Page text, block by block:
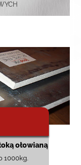
ołowianą
1000kg.